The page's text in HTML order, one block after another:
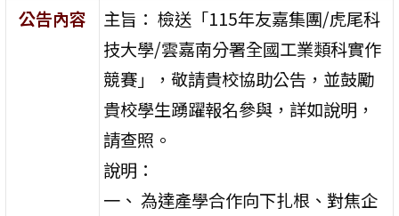
公告內容
主旨： 檢送「115年友嘉集團/虎尾科
技大學/雲嘉南分署全國工業類科實作
競賽」，敬請貴校協助公告，並鼓勵
貴校學生踴躍報名參與，詳如說明，
請查照。
說明：
一、 為達產學合作向下扎根、對焦企